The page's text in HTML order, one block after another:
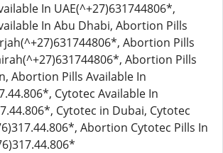
In UAE(^+27)631744806*,
In Abu Dhabi, Abortion Pills
Abortion Pills
Abortion Pills
Abortion Pills Available In
Cytotec Available In
Cytotec in Dubai, Cytotec
Abortion Cytotec Pills In